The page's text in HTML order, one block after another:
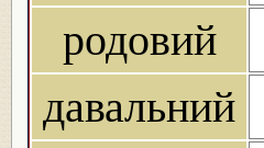
родовий
давальний